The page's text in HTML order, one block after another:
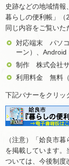
史跡などの地域情
暮らしの便利帳」（
同じ内容をご覧いた
対応端末 パソコ
ーン）、Android
制作 株式会社
利用料金 無料（
下記バナーをクリッ
（注意）「姶良市
を掲載しています。
ついては、今後制度